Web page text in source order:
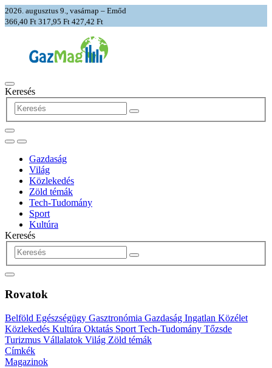
2026. augusztus 9., vasárnap – Emőd
366,40 Ft 317,95 Ft 427,42 Ft
Keresés
Gazdaság
Világ
Közlekedés
Zöld témák
Tech-Tudomány
Sport
Kultúra
Keresés
Rovatok
Belföld Egészségügy Gasztronómia Gazdaság Ingatlan Közélet
Közlekedés Kultúra Oktatás Sport Tech-Tudomány Tőzsde
Turizmus Vállalatok Világ Zöld témák
Címkék
Magazinok